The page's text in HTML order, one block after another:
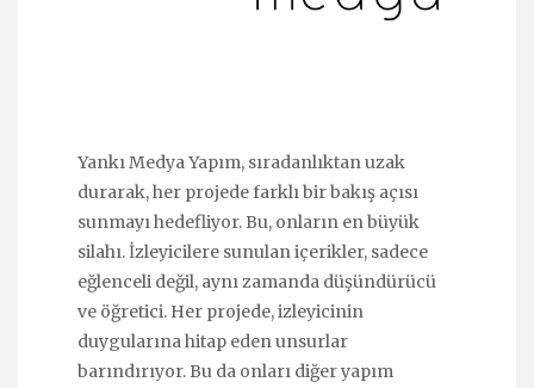
Yankı Medya Yapım, sıradanlıktan uzak
durarak, her projede farklı bir bakış açısı
sunmayı hedefliyor. Bu, onların en büyük
silahı. İzleyicilere sunulan içerikler, sadece
eğlenceli değil, aynı zamanda düşündürücü
ve öğretici. Her projede, izleyicinin
duygularına hitap eden unsurlar
barındırıyor. Bu da onları diğer yapım